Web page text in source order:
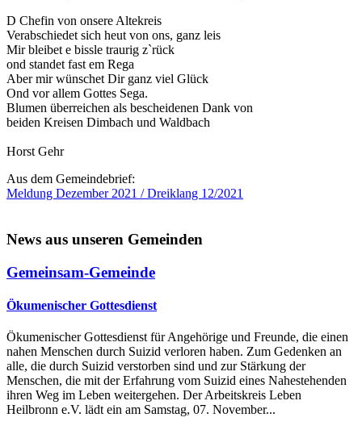
D Chefin von onsere Altekreis
Verabschiedet sich heut von ons, ganz leis
Mir bleibet e bissle traurig z`rück
ond standet fast em Rega
Aber mir wünschet Dir ganz viel Glück
Ond vor allem Gottes Sega.
Blumen überreichen als bescheidenen Dank von
beiden Kreisen Dimbach und Waldbach
Horst Gehr
Aus dem Gemeindebrief:
Meldung Dezember 2021 / Dreiklang 12/2021
News aus unseren Gemeinden
Gemeinsam-Gemeinde
Ökumenischer Gottesdienst
Ökumenischer Gottesdienst für Angehörige und Freunde, die einen
nahen Menschen durch Suizid verloren haben. Zum Gedenken an
alle, die durch Suizid verstorben sind und zur Stärkung der
Menschen, die mit der Erfahrung vom Suizid eines Nahestehenden
ihren Weg im Leben weitergehen. Der Arbeitskreis Leben
Heilbronn e.V. lädt ein am Samstag, 07. November...